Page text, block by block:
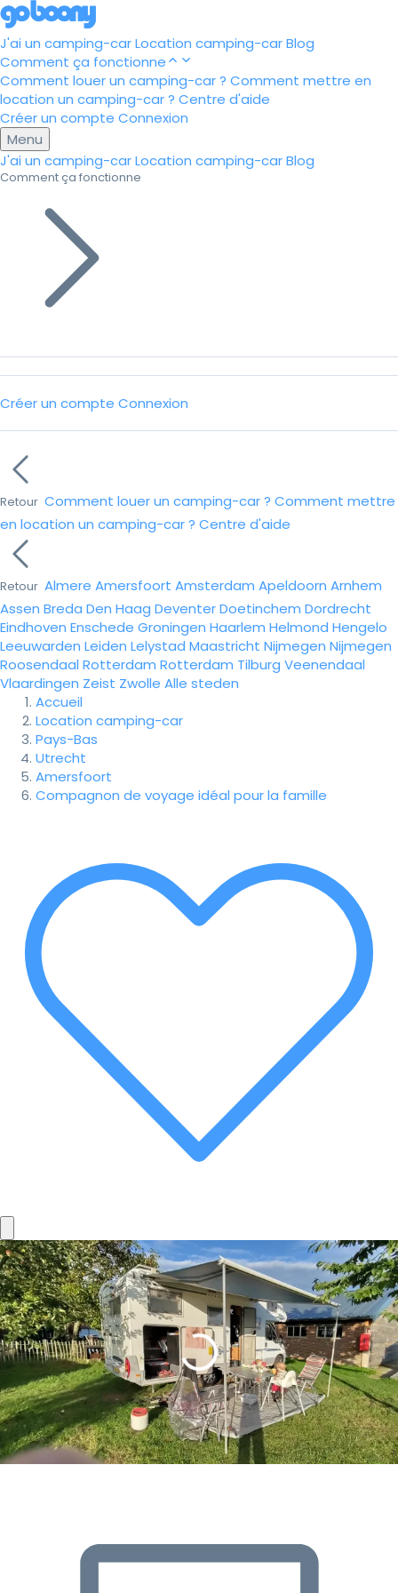
J'ai un camping-carLocation camping-carBlog
Comment ça fonctionne
Comment louer un camping-car ? Comment mettre en
location un camping-car ? Centre d'aide
Créer un compte Connexion
Menu
J'ai un camping-carLocation camping-carBlog
Comment ça fonctionne
Créer un compte Connexion
Retour Comment louer un camping-car ? Comment mettre
en location un camping-car ? Centre d'aide
Retour Almere Amersfoort Amsterdam Apeldoorn Arnhem
Assen Breda Den Haag DeventerDoetinchem Dordrecht
Eindhoven Enschede Groningen Haarlem Helmond Hengelo
Leeuwarden Leiden Lelystad Maastricht Nijmegen Nijmegen
Roosendaal Rotterdam Rotterdam Tilburg Veenendaal
Vlaardingen Zeist Zwolle Alle steden
Accueil
Location camping-car
Pays-Bas
Utrecht
Amersfoort
Compagnon de voyage idéal pour la famille